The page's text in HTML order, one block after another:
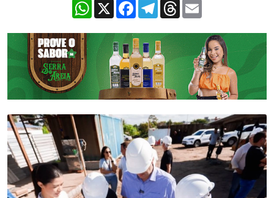
WhatsApp
X FacebookTelegramThreads